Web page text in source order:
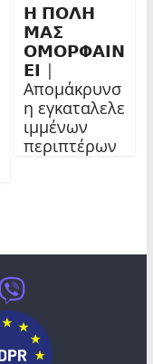
𝝜 𝝥𝝤𝝠𝝜
𝝡𝝖𝝨
𝝤𝝡𝝤𝝦𝝫𝝖𝝞𝝢
𝝚𝝞 |
Απομάκρυνσ
η εγκαταλελε
ιμμένων
περιπτέρων